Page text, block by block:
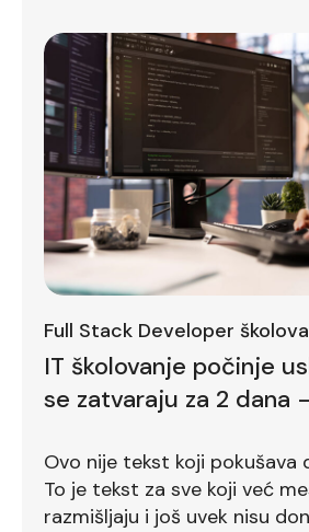
Full Stack Developer
IT školovanje počinje
se zatvaraju za 2 dana
Ovo nije tekst koji pokušava
To je tekst za sve koji već
razmišljaju i još uvek nisu doneli odluku.